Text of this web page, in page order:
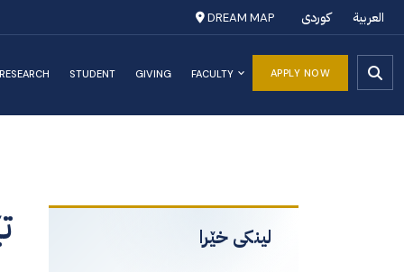
العربية کوردی DREAM MAP
APPLY NOW
RESEARCH STUDENT GIVING FACULTY
لینکی خێرا